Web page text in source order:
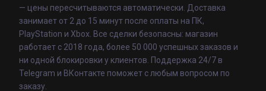
— цены пересчитываются автоматически. Доставка
занимает от 2 до 15 минут после оплаты на ПК,
PlayStation и Xbox. Все сделки безопасны: магазин
работает с 2018 года, более 50 000 успешных заказов и
ни одной блокировки у клиентов. Поддержка 24/7 в
Telegram и ВКонтакте поможет с любым вопросом по
заказу.